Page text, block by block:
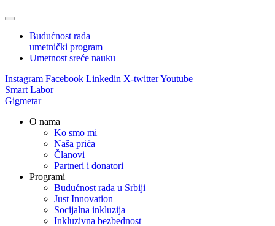
Budućnost rada
umetnički program
Umetnost sreće nauku
Instagram Facebook Linkedin X-twitterYoutube
Smart Labor
Gigmetar
O nama
Ko smo mi
Naša priča
Članovi
Partneri i donatori
Programi
Budućnost rada u Srbiji
Just Innovation
Socijalna inkluzija
Inkluzivna bezbednost